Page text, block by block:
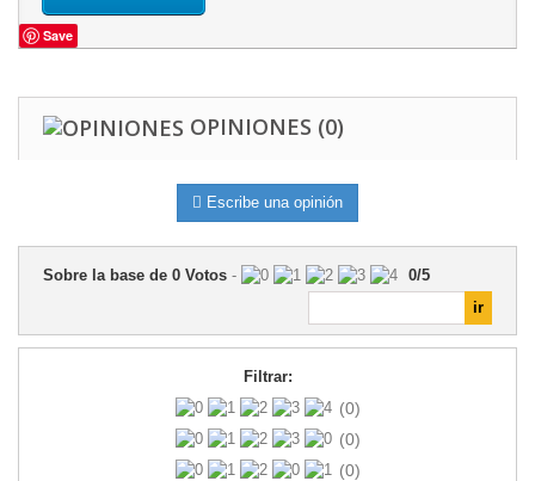
Save
OPINIONES (0)
Escribe una opinión
Sobre la base de 0 Votos - 0/5
Filtrar:
(0)
(0)
(0)